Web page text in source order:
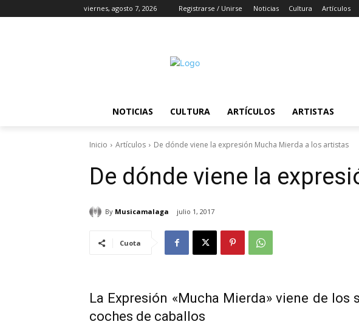
viernes, agosto 7, 2026 Registrarse / Unirse Noticias Cultura Artículos
NOTICIAS CULTURA ARTÍCULOS ARTISTAS
Inicio Artículos De dónde viene la expresión Mucha Mierda a los artistas
De dónde viene la
By Musicamalaga julio 1, 2017
Cuota
La Expresión «Mucha Mierda» viene de
coches de caballos